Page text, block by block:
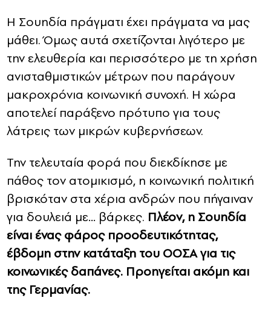
Η Σουηδία πράγματι έχει πράγματα να μας
μάθει. Όμως αυτά σχετίζονται λιγότερο με
την ελευθερία και περισσότερο με τη χρήση
ανισταθμιστικών μέτρων που παράγουν
μακροχρόνια κοινωνική συνοχή. Η χώρα
αποτελεί παράξενο πρότυπο για τους
λάτρεις των μικρών κυβερνήσεων.
Την τελευταία φορά που διεκδίκησε με
πάθος τον ατομικισμό, η κοινωνική πολιτική
βρισκόταν στα χέρια ανδρών που πήγαιναν
για δουλειά με… βάρκες. Πλέον, η Σουηδία
είναι ένας φάρος προοδευτικότητας,
έβδομη στην κατάταξη του ΟΟΣΑ για τις
κοινωνικές δαπάνες. Προηγείται ακόμη και
της Γερμανίας.